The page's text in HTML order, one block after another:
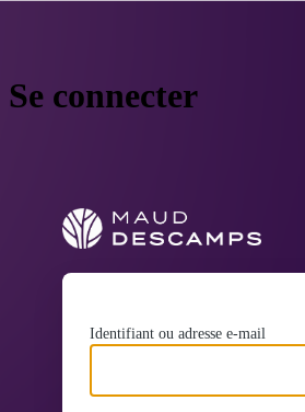
Se connecter
Identifiant ou adresse e-mail